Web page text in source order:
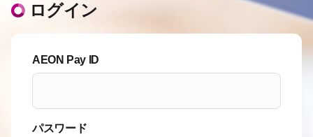
ログイン
AEON Pay ID
パスワード